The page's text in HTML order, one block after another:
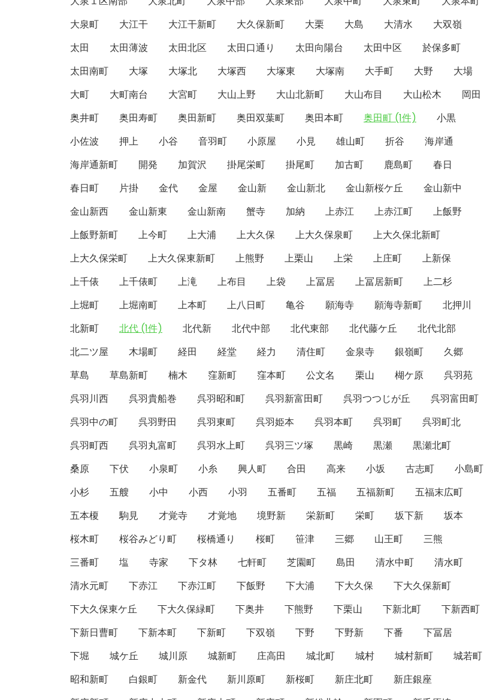
大泉町
大江干 大江干新町 大久保新町 大栗 大島 大清水
大双嶺
太田
太田薄波 太田北区 太田口通り 太田向陽台 太田中区
於保多町
太田南町
大塚 大塚北 大塚西 大塚東 大塚南 大手町 大野
大場
大町
大町南台 大宮町 大山上野 大山北新町 大山布目 大山松木
岡田
奥井町
奥田寿町 奥田新町 奥田双葉町 奥田本町 奥田町 (1件)
小黒
小佐波
押上 小谷 音羽町 小原屋 小見 雄山町 折谷
海岸通
海岸通新町
開発 加賀沢 掛尾栄町 掛尾町 加古町 鹿島町
春日
春日町
片掛 金代 金屋 金山新 金山新北 金山新桜ケ丘
金山新中
金山新西
金山新東 金山新南 蟹寺 加納 上赤江 上赤江町
上飯野
上飯野新町
上今町 上大浦 上大久保 上大久保泉町
上大久保北新町
上大久保栄町
上大久保東新町 上熊野 上栗山 上栄 上庄町
上新保
上千俵
上千俵町 上滝 上布目 上袋 上冨居 上冨居新町
上二杉
上堀町
上堀南町 上本町 上八日町 亀谷 願海寺 願海寺新町
北押川
北新町
北代 (1件) 北代新 北代中部 北代東部 北代藤ケ丘
北代北部
北二ツ屋
木場町 経田 経堂 経力 清住町 金泉寺 銀嶺町
久郷
草島
草島新町 楠木 窪新町 窪本町 公文名 栗山 楜ケ原
呉羽苑
呉羽川西
呉羽貴船巻 呉羽昭和町 呉羽新富田町 呉羽つつじが丘
呉羽富田町
呉羽中の町
呉羽野田 呉羽東町 呉羽姫本 呉羽本町 呉羽町
呉羽町北
呉羽町西
呉羽丸富町 呉羽水上町 呉羽三ツ塚 黒崎 黒瀬
黒瀬北町
桑原
下伏 小泉町 小糸 興人町 合田 高来 小坂 古志町
小島町
小杉
五艘 小中 小西 小羽 五番町 五福 五福新町
五福末広町
五本榎
駒見 才覚寺 才覚地 境野新 栄新町 栄町 坂下新
坂本
桜木町
桜谷みどり町 桜橋通り 桜町 笹津 三郷 山王町
三熊
三番町
塩 寺家 下タ林 七軒町 芝園町 島田 清水中町
清水町
清水元町
下赤江 下赤江町 下飯野 下大浦 下大久保
下大久保新町
下大久保東ケ丘
下大久保緑町 下奥井 下熊野 下栗山 下新北町
下新西町
下新日曹町
下新本町 下新町 下双嶺 下野 下野新 下番
下冨居
下堀
城ケ丘 城川原 城新町 庄高田 城北町 城村 城村新町
城若町
昭和新町
白銀町 新金代 新川原町 新桜町 新庄北町
新庄銀座